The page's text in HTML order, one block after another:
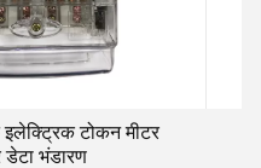
टोकन मीटर
भंडारण